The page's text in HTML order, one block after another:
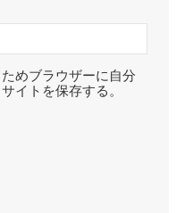
めブラウザーに自分
イトを保存する。